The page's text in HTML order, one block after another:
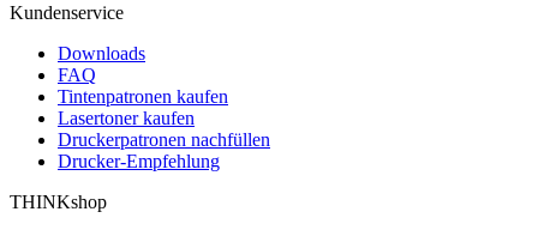
Kundenservice
Downloads
FAQ
Tintenpatronen kaufen
Lasertoner kaufen
Druckerpatronen nachfüllen
Drucker-Empfehlung
THINKshop